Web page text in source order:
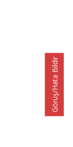
Görüş/Hata Bildir